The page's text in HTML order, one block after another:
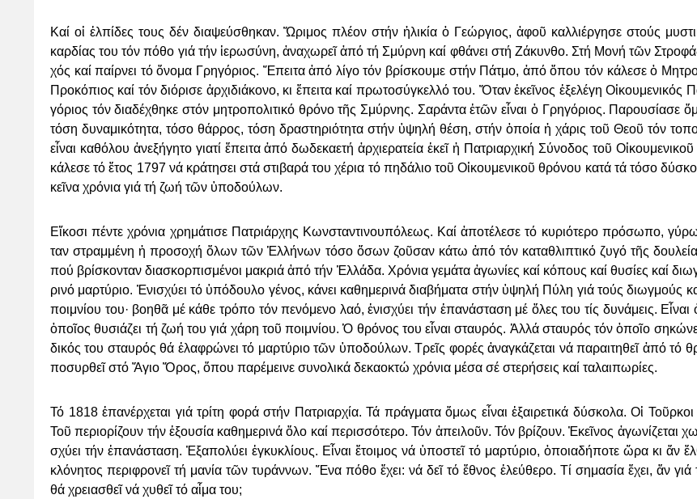
Καί οἱ ἐλ­πί­δες τους δέν δι­α­ψεύ­σθη­καν. Ὥ­ρι­μος πλέ­ον στήν ἡ­λι­κί­α ὁ Γε­ώρ­γιος, ἀ­φοῦ καλ­λι­έρ­γη­σε στούς
καρ­δί­ας του τόν πό­θο γιά τήν ἱ­ε­ρω­σύ­νη, ἀναχωρεῖ ἀ­πό τή Σμύρ­νη καί φθά­νει στή Ζά­κυν­θο. Στή Μο­νή τῶν
χός καί παίρ­νει τό ὄ­νο­μα Γρη­γό­ριος. Ἔ­πει­τα ἀ­πό λί­γο τόν βρί­σκου­με στήν Πά­τμο, ἀπό ὅ­που τόν κά­λε­σε ὁ
Προ­κό­πιος καί τόν δι­ό­ρι­σε ἀρ­χι­δι­ά­κο­νο, κι ἔ­πει­τα καί πρω­το­σύγ­κελ­λό του. Ὅ­ταν ἐ­κεῖ­νος ἐ­ξε­λέ­γη Οἰ­κου­με­νι­κός
γό­ριος τόν δι­α­δέ­χθη­κε στόν μη­τρο­πο­λι­τι­κό θρό­νο τῆς Σμύρ­νης. Σα­ράν­τα ἐ­τῶν εἶ­ναι ὁ Γρη­γό­ριος. Πα­ρου­σί­α­σε
τό­ση δυ­να­μι­κό­τη­τα, τό­σο θάρ­ρος, τό­ση δρα­στη­ρι­ό­τη­τα στήν ὑ­ψη­λή θέ­ση, στήν ὁ­ποί­α ἡ χά­ρις τοῦ Θε­οῦ τόν
εἶ­ναι κα­θό­λου ἀ­νε­ξή­γη­το για­τί ἔ­πει­τα ἀ­πό δω­δε­κα­ε­τή ἀρ­χι­ε­ρα­τεί­α ἐ­κεῖ ἡ Πα­τρι­αρ­χι­κή Σύ­νο­δος τοῦ
κά­λε­σε τό ἔ­τος 1797 νά κρά­τη­σει στά στι­βα­ρά του χέ­ρια τό πη­δά­λιο τοῦ Οἰ­κου­με­νι­κοῦ θρό­νου κα­τά τά τό­σο
κεῖ­να χρό­νια γιά τή ζω­ή τῶν ὑ­πο­δού­λων.
Εἴ­κο­σι πέν­τε χρό­νια χρη­μά­τι­σε Πα­τριά­ρχης Κων­σταν­τι­νου­πό­λε­ως. Καί ἀ­πο­τέ­λε­σε τό κυ­ρι­ό­τε­ρο πρό­σω­πο,
ταν στραμ­μέ­νη ἡ προ­σο­χή ὅ­λων τῶν Ἑλ­λή­νων τό­σο ὅ­σων ζοῦ­σαν κά­τω ἀ­πό τόν κα­τα­θλι­πτι­κό ζυ­γό τῆς
πού βρί­σκον­ταν δι­α­σκορ­πι­σμέ­νοι μα­κριά ἀ­πό τήν Ἑλ­λά­δα. Χρό­νια γε­μά­τα ἀ­γω­νί­ες καί κό­πους καί θυ­σί­ες καί
ρι­νό μαρ­τύ­ριο. Ἐ­νι­σχύ­ει τό ὑ­πό­δου­λο γέ­νος, κά­νει κα­θη­με­ρι­νά δι­α­βή­μα­τα στήν ὑ­ψη­λή Πύ­λη γιά τούς δι­ωγ­μούς
ποι­μνί­ου του· βο­η­θᾶ μέ κά­θε τρό­πο τόν πε­νό­με­νο λα­ό, ἐ­νι­σχύ­ει τήν ἐ­πα­νά­στα­ση μέ ὅ­λες του τίς δυ­νά­μεις.
ὁ­ποῖ­ος θυ­σιά­ζει τή ζω­ή του γιά χά­ρη τοῦ ποι­μνί­ου. Ὁ θρό­νος του εἶ­ναι σταυ­ρός. Ἀλ­λά σταυ­ρός τόν ὁ­ποῖ­ο
δι­κός του σταυ­ρός θά ἐ­λα­φρώ­νει τό μαρ­τύ­ριο τῶν ὑ­πο­δού­λων. Τρεῖς φο­ρές ἀ­ναγ­κά­ζε­ται νά παραι­τη­θεῖ ἀ­πό τό
πο­συρ­θεῖ στό Ἅ­γιο Ὅ­ρος, ὅ­που πα­ρέ­μει­νε συ­νο­λι­κά δε­κα­ο­κτώ χρό­νια μέ­σα σέ στε­ρή­σεις καί τα­λαι­πω­ρί­ες.
Τό 1818 ἐ­πα­νέρ­χε­ται γιά τρί­τη φο­ρά στήν Πα­τρι­αρ­χί­α. Τά πράγ­μα­τα ὅ­μως εἶ­ναι ἐ­ξαι­ρε­τι­κά δύ­σκο­λα. Οἱ
Τοῦ πε­ρι­ο­ρί­ζουν τήν ἐ­ξου­σί­α κα­θη­με­ρι­νά ὅ­λο καί πε­ρισ­σό­τε­ρο. Τόν ἀ­πει­λοῦν. Τόν βρί­ζουν. Ἐ­κεῖ­νος ἀ­γω­νί­ζε­ται
σχύ­ει τήν ἐ­πα­νά­στα­ση. Ἐ­ξα­πο­λύ­ει ἐγ­κυ­κλί­ους. Εἶ­ναι ἕ­τοι­μος νά ὑ­πο­στεῖ τό μαρ­τύ­ριο, ὁποια­δή­πο­τε ὥ­ρα κι ἄν
κλό­νη­τος πε­ρι­φρο­νεῖ τή μα­νί­α τῶν τυ­ράν­νων. Ἕ­να πό­θο ἔ­χει: νά δεῖ τό ἔ­θνος ἐ­λεύ­θε­ρο. Τί ση­μα­σί­α ἔ­χει, ἄν γιά
θά χρεια­σθεῖ νά χυ­θεῖ τό αἷ­μα του;